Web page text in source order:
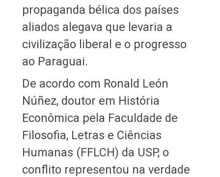
propaganda bélica dos países
aliados alegava que levaria a
civilização liberal e o progresso
ao Paraguai.
De acordo com Ronald León
Núñez, doutor em História
Econômica pela Faculdade de
Filosofia, Letras e Ciências
Humanas (FFLCH) da USP, o
conflito representou na verdade